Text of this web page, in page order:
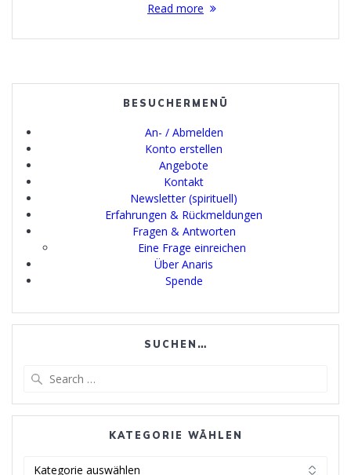
Read more
BESUCHERMENÜ
An- / Abmelden
Konto erstellen
Angebote
Kontakt
Newsletter (spirituell)
Erfahrungen & Rückmeldungen
Fragen & Antworten
Eine Frage einreichen
Über Anaris
Spende
SUCHEN…
KATEGORIE WÄHLEN